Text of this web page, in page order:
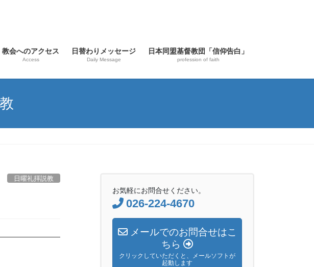
教会へのアクセス
Access
日替わりメッセージ
Daily Message
日本同盟基督教団「信仰告白」
profession of faith
日曜礼拝説教
お気軽にお問合せください。
026-224-4670
メールでのお問合せはこ
ちら
クリックしていただくと、メールソフトが
起動します